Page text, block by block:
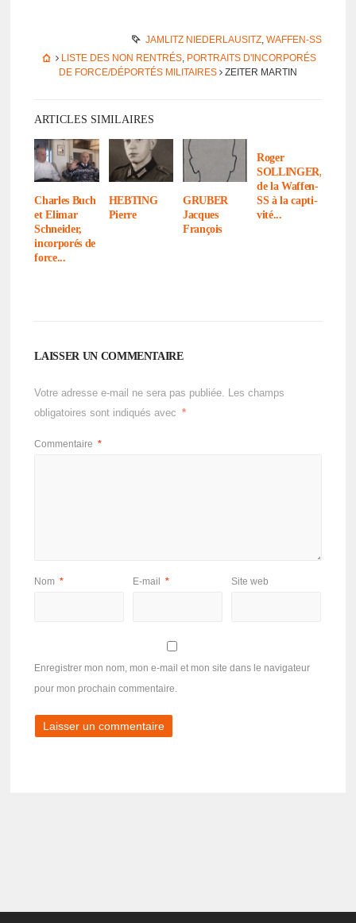
JAMLITZ NIEDERLAUSITZ, WAFFEN-SS
LISTE DES NON RENTRÉS, PORTRAITS D'INCORPORÉS
DE FORCE/DÉPORTÉS MILITAIRES ZEITER MARTIN
ARTICLES SIMILAIRES
Charles Buch
et Elimar
Schnei­der,
incor­po­rés de
force...
HEBTING
Pierre
GRUBER
Jacques
François
Roger
SOLLINGER,
de la Waffen-
SS à la capti­
vité...
LAISSER UN COMMENTAIRE
Votre adresse e-mail ne sera pas publiée. Les champs
obligatoires sont indiqués avec
*
Commentaire *
Nom * E-mail * Site web
Enregistrer mon nom, mon e-mail et mon site dans le navigateur
pour mon prochain commentaire.